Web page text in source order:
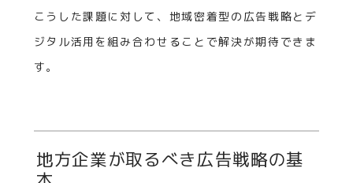
こうした課題に対して、地域密着型の広告戦略とデ
ジタル活用を組み合わせることで解決が期待できま
す。
地方企業が取るべき広告戦略の基